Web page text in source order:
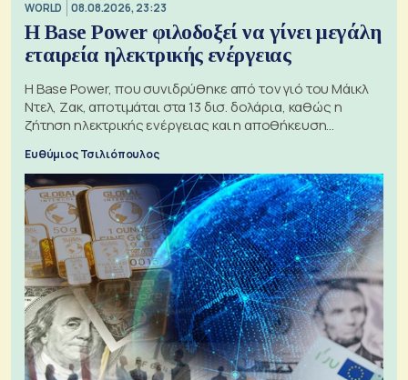
WORLD 08.08.2026, 23:23
Η Base Power φιλοδοξεί να γίνει μεγάλη
εταιρεία ηλεκτρικής ενέργειας
Η Base Power, που συνιδρύθηκε από τον γιό του Μάικλ
Ντελ, Ζακ, αποτιμάται στα 13 δισ. δολάρια, καθώς η
ζήτηση ηλεκτρικής ενέργειας και η αποθήκευση
Ευθύμιος Τσιλιόπουλος